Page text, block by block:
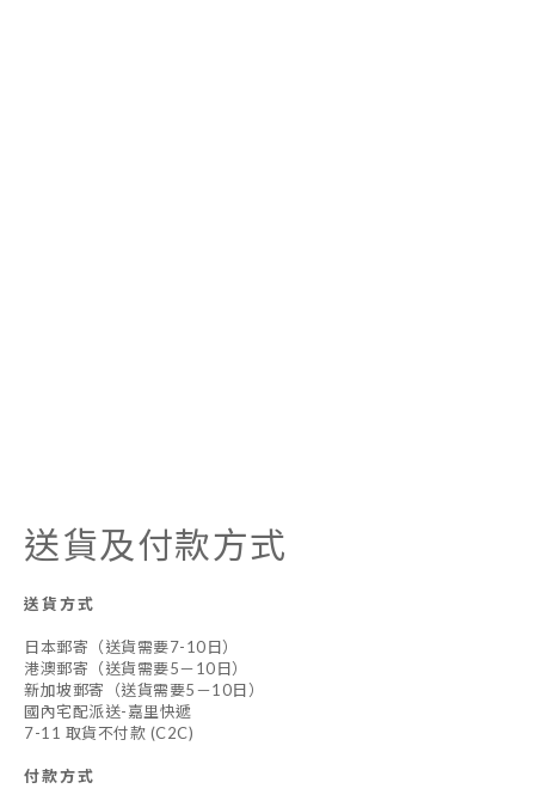
送貨及付款方式
送貨方式
日本郵寄（送貨需要7-10日）
港澳郵寄（送貨需要5－10日）
新加坡郵寄（送貨需要5－10日）
國內宅配派送-嘉里快遞
7-11 取貨不付款 (C2C)
付款方式